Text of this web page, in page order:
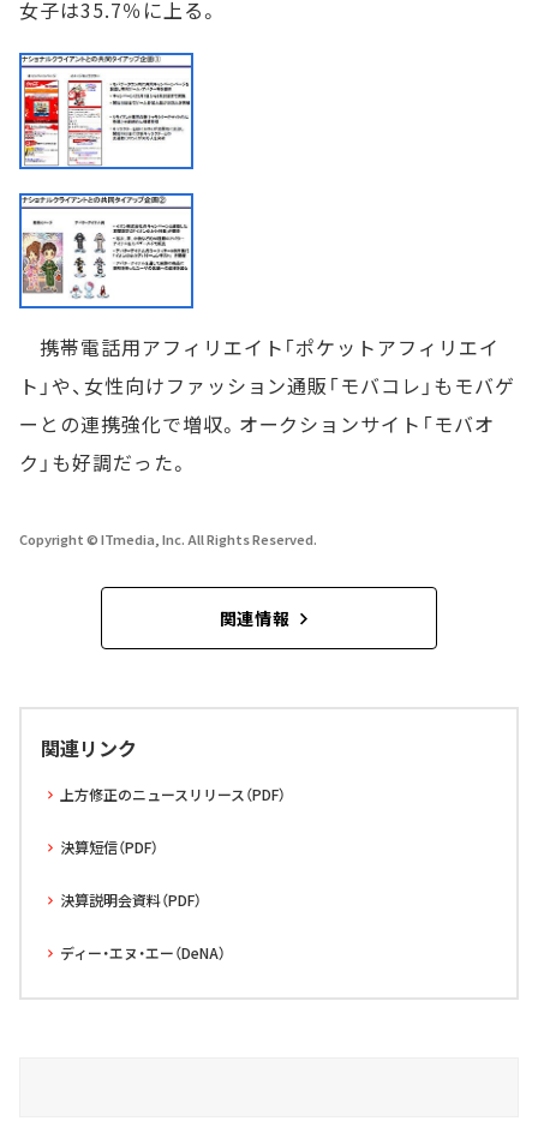
女子は35.7％に上る。
携帯電話用アフィリエイト「ポケットアフィリエイ
ト」や、女性向けファッション通販「モバコレ」もモバゲ
ーとの連携強化で増収。オークションサイト「モバオ
ク」も好調だった。
Copyright © ITmedia, Inc. All Rights Reserved.
関連情報
関連リンク
上方修正のニュースリリース（PDF）
決算短信（PDF）
決算説明会資料（PDF）
ディー・エヌ・エー（DeNA）